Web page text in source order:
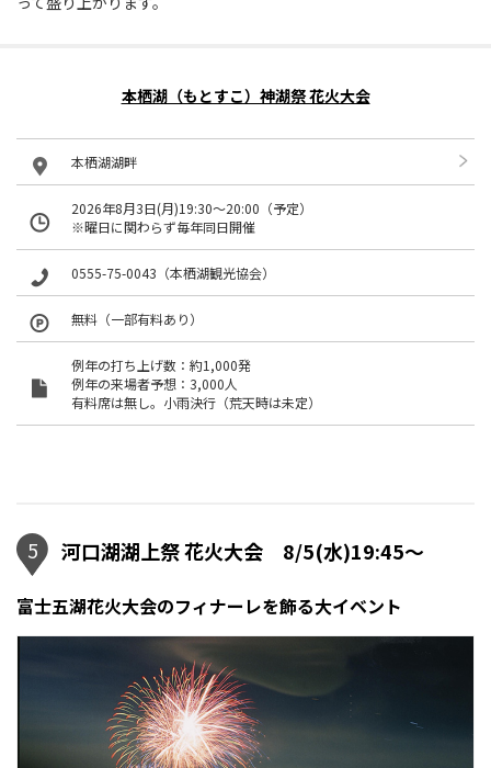
本栖湖（もとすこ）神湖祭 花火大会
本栖湖湖畔
2026年8月3日(月)19:30〜20:00（予定）
※曜日に関わらず毎年同日開催
0555-75-0043（本栖湖観光協会）
無料（一部有料あり）
例年の打ち上げ数：約1,000発
例年の来場者予想：3,000人
有料席は無し。小雨決行（荒天時は未定）
5 河口湖湖上祭 花火大会 8/5(水)19:45～
富士五湖花火大会のフィナーレを飾る大イベント